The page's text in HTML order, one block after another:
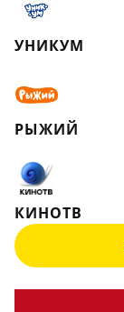
УНИКУМ
РЫЖИЙ
КИНОТВ